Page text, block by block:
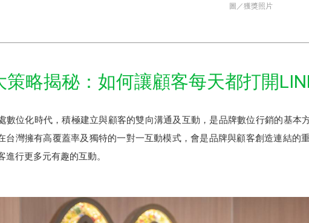
圖／獲獎照片
策略揭秘：如何讓顧客每天都打開
處數位化時代，積極建立與顧客的雙向溝通及互動，是品牌數位行銷的基
台灣擁有高覆蓋率及獨特的一對一互動模式，會是品牌與顧客創造連結的
進行更多元有趣的互動。